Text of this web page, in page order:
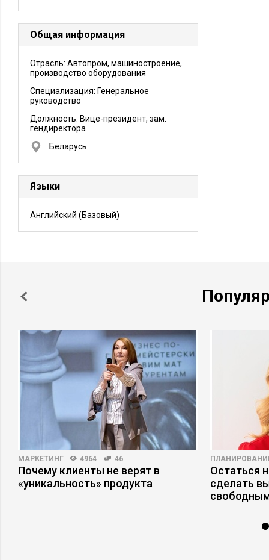
Общая информация
Отрасль: Автопром, машиностроение,
производство оборудования
Специализация: Генеральное
руководство
Должность: Вице-президент, зам.
гендиректора
Беларусь
Языки
Английский (Базовый)
МАРКЕТИНГ 4964 46
Почему клиенты не верят в
«уникальность» продукта
Остаться
сделать